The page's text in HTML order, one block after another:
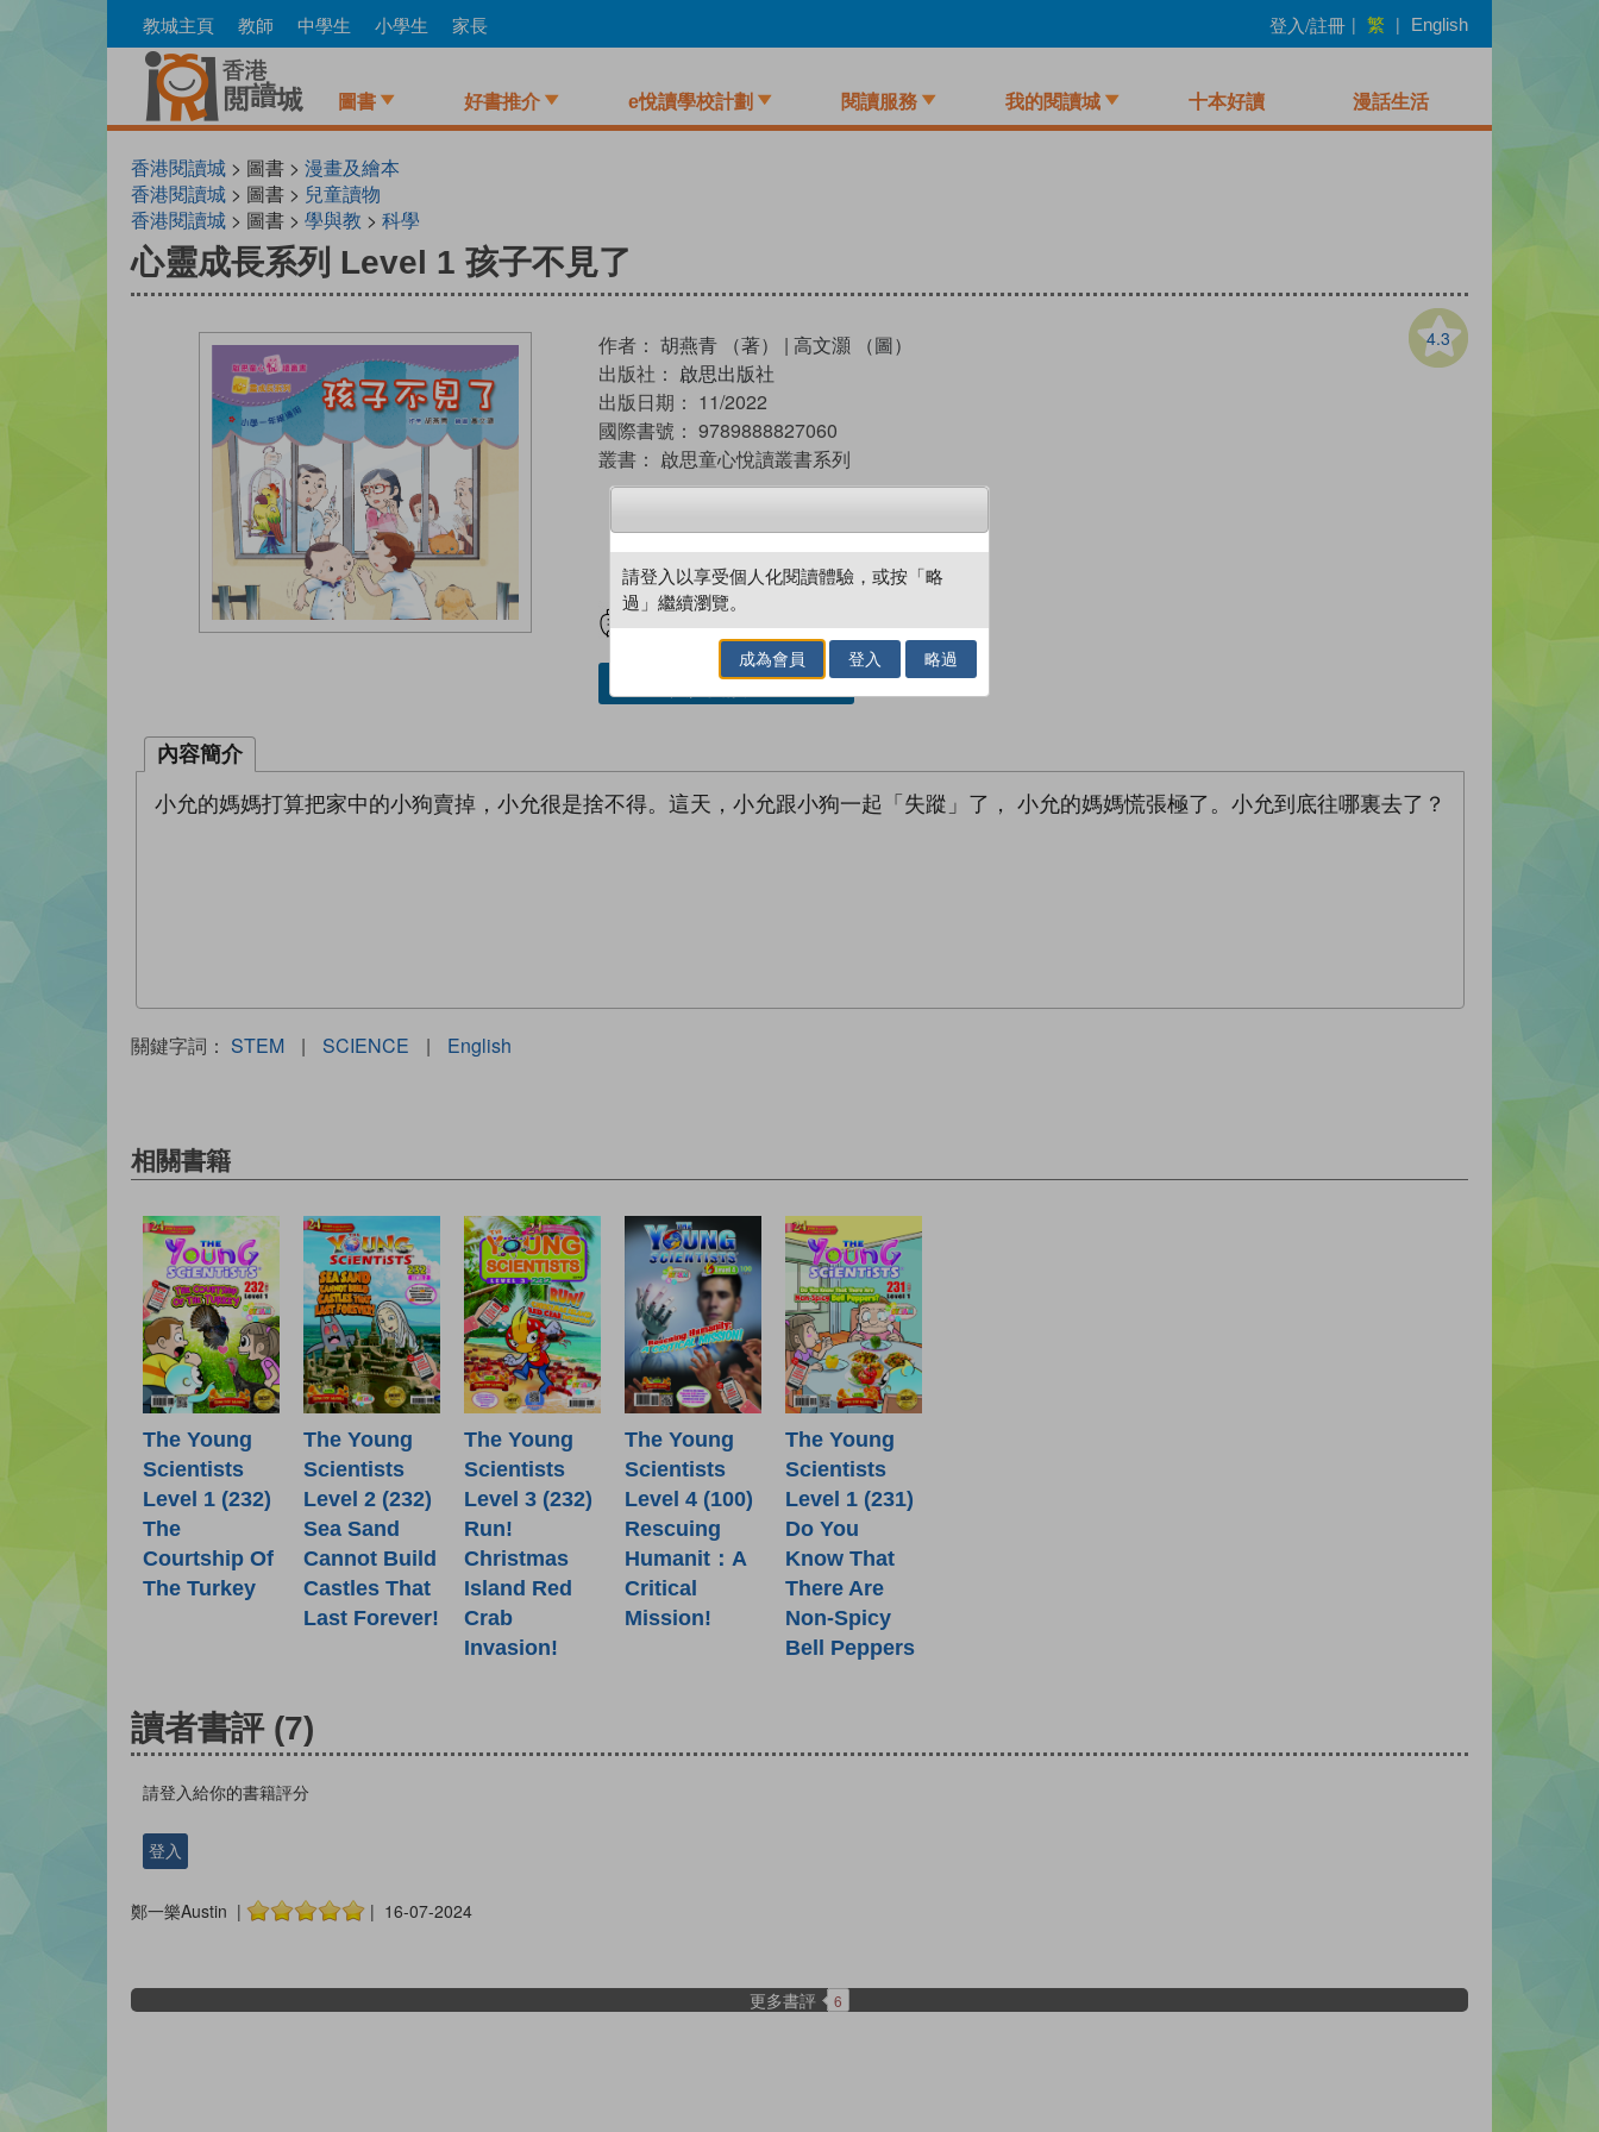
to
教城主頁 教師 中學生 小學生 家長 登入/註冊 | 繁 | English
圖書 好書推介 e悅讀學校計劃 閱讀服務 我的閱讀城 十本好讀 漫話生活
香港閱讀城> 圖書 > 漫畫及繪本
香港閱讀城> 圖書 > 兒童讀物
香港閱讀城> 圖書 > 學與教 > 科學
心靈成長系列 Level 1 孩子不見了
4.3
作者： 胡燕青 （著） |高文灝 （圖）
出版社： 啟思出版社
出版日期： 11/2022
國際書號： 9789888827060
叢書： 啟思童心悅讀叢書系列
試閲 加入閱讀紀錄
內容簡介
小允的媽媽打算把家中的小狗賣掉，小允很是捨不得。這天，小允跟小狗一起「失蹤」了， 小允的媽媽慌張極了。小允到底往哪裏去了？
關鍵字詞： STEM | SCIENCE | English
相關書籍
The Young
Scientists
Level 1 (232)
The
Courtship Of
The Turkey
The Young
Scientists
Level 2 (232)
Sea Sand
Cannot Build
Castles That
Last Forever!
The Young
Scientists
Level 3 (232)
Run!
Christmas
Island Red
Crab
Invasion!
The Young
Scientists
Level 4 (100)
Rescuing
Humanit：A
Critical
Mission!
The Young
Scientists
Level 1 (231)
Do You
Know That
There Are
Non-Spicy
Bell Peppers
讀者書評 (7)
請登入給你的書籍評分
登入
鄭一樂Austin | | 16-07-2024
更多書評 6
請登入以享受個人化閱讀體驗，或按「略
過」繼續瀏覽。
成為會員 登入 略過